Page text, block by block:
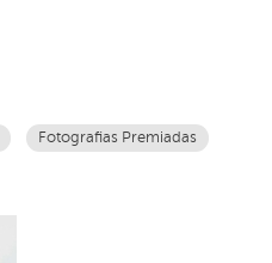
Fotografias Premiadas